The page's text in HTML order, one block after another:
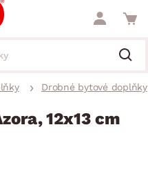
Drobné bytové doplňky
12x13 cm